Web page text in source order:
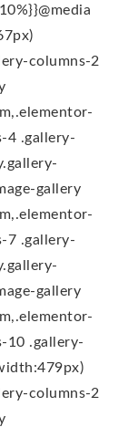
columns-2
4 .gallery-
gallery
7 .gallery-
gallery
10 .gallery-
columns-2